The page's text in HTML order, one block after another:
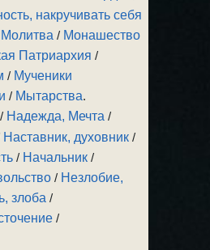
накручивать себя
Молитва / Монашество
Патриархия /
/ Мученики
/ Мытарства.
/ Надежда, Мечта /
Наставник, духовник /
/ Начальник /
/ Незлобие,
злоба /
/